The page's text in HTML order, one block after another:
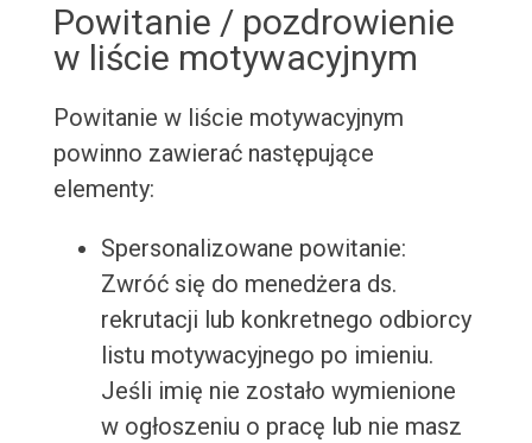
Powitanie / pozdrowienie
w liście motywacyjnym
Powitanie w liście motywacyjnym
powinno zawierać następujące
elementy:
Spersonalizowane powitanie:
Zwróć się do menedżera ds.
rekrutacji lub konkretnego odbiorcy
listu motywacyjnego po imieniu.
Jeśli imię nie zostało wymienione
w ogłoszeniu o pracę lub nie masz